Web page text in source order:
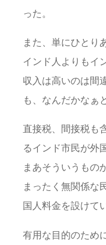
った。
また、単にひとり
インド人よりもイ
収入は高いのは間
も、なんだかなぁ
直接税、間接税も
るインド市民が外
まあそういうもの
まったく無関係な
国人料金を設けて
有用な目的のため